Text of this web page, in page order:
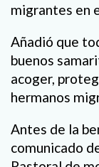
migrantes en
Añadió que
buenos
acoger,
hermanos
Antes de la
comunicado